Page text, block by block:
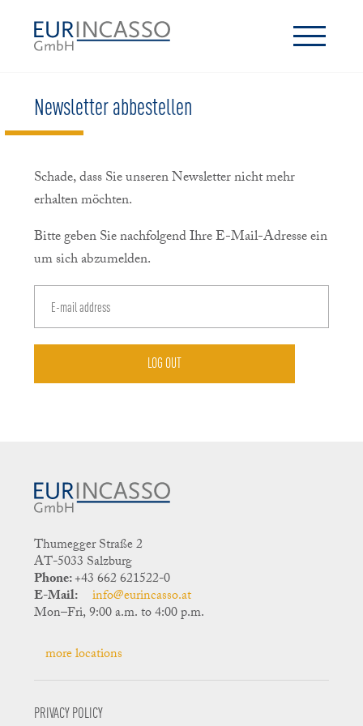
Newsletter abbestellen
Schade, dass Sie unseren Newsletter nicht mehr
erhalten möchten.
Bitte geben Sie nachfolgend Ihre E-Mail-Adresse ein
um sich abzumelden.
LOG OUT
Thumegger Straße 2
AT-5033 Salzburg
Phone:+43 662 621522-0
E-Mail: info@eurincasso.at
Mon–Fri, 9:00 a.m. to 4:00 p.m.
more locations
PRIVACY POLICY